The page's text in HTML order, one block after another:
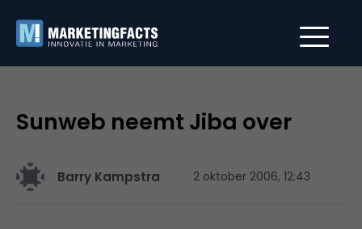
Sunweb neemt Jiba over
Barry Kampstra 2 oktober 2006, 12:43